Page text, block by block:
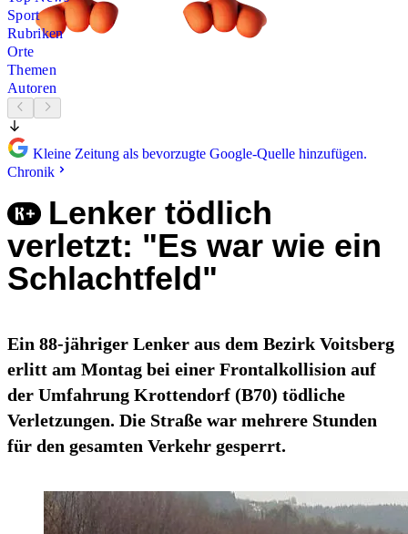
Sport
Rubriken
Orte
Themen
Autoren
Kleine Zeitung als bevorzugte Google-Quelle hinzufügen.
Chronik
Lenker tödlich
verletzt: "Es war wie ein
Schlachtfeld"
Ein 88-jähriger Lenker aus dem Bezirk Voitsberg
erlitt am Montag bei einer Frontalkollision auf
der Umfahrung Krottendorf (B70) tödliche
Verletzungen. Die Straße war mehrere Stunden
für den gesamten Verkehr gesperrt.